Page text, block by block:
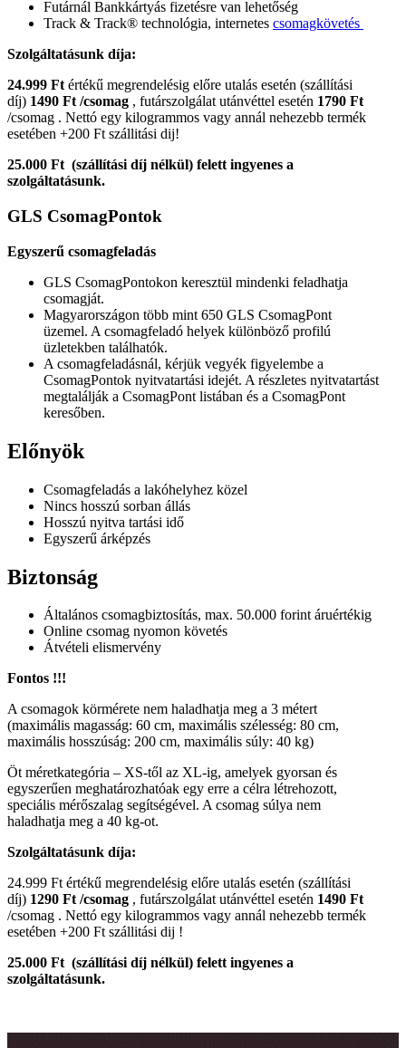
Futárnál Bankkártyás fizetésre van lehetőség
Track & Track® technológia, internetes csomagkövetés
Szolgáltatásunk díja:
24.999 Ft értékű megrendelésig előre utalás esetén (szállítási
díj) 1490 Ft /csomag , futárszolgálat utánvéttel esetén 1790 Ft
/csomag . Nettó egy kilogrammos vagy annál nehezebb termék
esetében +200 Ft szállitási dij!
25.000 Ft (szállítási díj nélkül) felett ingyenes a
szolgáltatásunk.
GLS CsomagPontok
Egyszerű csomagfeladás
GLS CsomagPontokon keresztül mindenki feladhatja
csomagját.
Magyarországon több mint 650 GLS CsomagPont
üzemel. A csomagfeladó helyek különböző profilú
üzletekben találhatók.
A csomagfeladásnál, kérjük vegyék figyelembe a
CsomagPontok nyitvatartási idejét. A részletes nyitvatartást
megtalálják a CsomagPont listában és a CsomagPont
keresőben.
Előnyök
Csomagfeladás a lakóhelyhez közel
Nincs hosszú sorban állás
Hosszú nyitva tartási idő
Egyszerű árképzés
Biztonság
Általános csomagbiztosítás, max. 50.000 forint áruértékig
Online csomag nyomon követés
Átvételi elismervény
Fontos !!!
A csomagok körmérete nem haladhatja meg a 3 métert
(maximális magasság: 60 cm, maximális szélesség: 80 cm,
maximális hosszúság: 200 cm, maximális súly: 40 kg)
Öt méretkategória – XS-től az XL-ig, amelyek gyorsan és
egyszerűen meghatározhatóak egy erre a célra létrehozott,
speciális mérőszalag segítségével. A csomag súlya nem
haladhatja meg a 40 kg-ot.
Szolgáltatásunk díja:
24.999 Ft értékű megrendelésig előre utalás esetén (szállítási
díj) 1290 Ft /csomag , futárszolgálat utánvéttel esetén 1490 Ft
/csomag . Nettó egy kilogrammos vagy annál nehezebb termék
esetében +200 Ft szállitási dij !
25.000 Ft (szállítási díj nélkül) felett ingyenes a
szolgáltatásunk.